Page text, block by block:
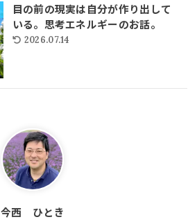
目の前の現実は自分が作り出して
いる。思考エネルギーのお話。
2026.07.14
今西 ひとき